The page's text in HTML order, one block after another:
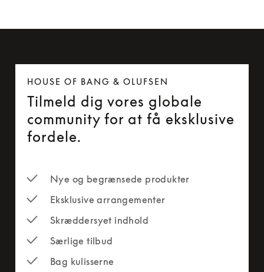
HOUSE OF BANG & OLUFSEN
Tilmeld dig vores globale
community for at få eksklusive
fordele.
Nye og begrænsede produkter
Eksklusive arrangementer
Skræddersyet indhold
Særlige tilbud
Bag kulisserne